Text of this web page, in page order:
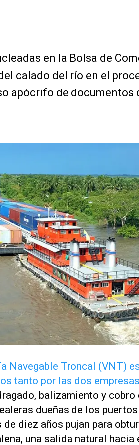
en la Bolsa de
calado del río en el
apócrifo de
Navegable Troncal (VNT)
tanto por las dos
balizamiento y cobro
dueñas de los
diez años pujan para
una salida natural hacia